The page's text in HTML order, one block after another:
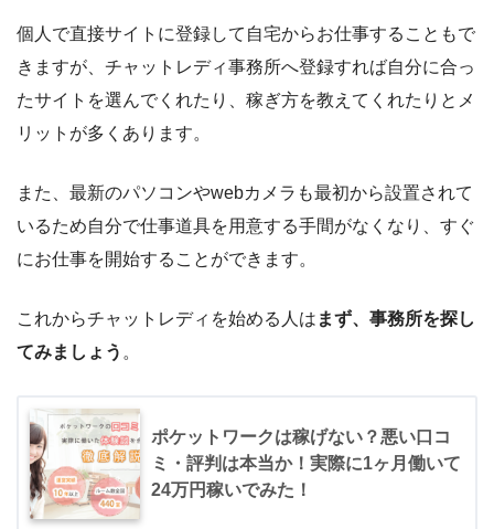
個人で直接サイトに登録して自宅からお仕事することもで
きますが、チャットレディ事務所へ登録すれば自分に合っ
たサイト を選んでくれたり、 稼ぎ方を教えてくれたりとメ
リットが多くあります。
また、最新のパソコンやwebカメラも最初から設置されて
いるため自分で仕事道具を用意する手間がなくなり、すぐ
にお仕事を開始することができます。
これからチャットレディを始める人は まず、事務所を探し
てみましょう 。
ポケットワークは稼げない？悪い口コ
ミ・評判は本当か！実際に1ヶ月働いて
24万円稼いでみた！